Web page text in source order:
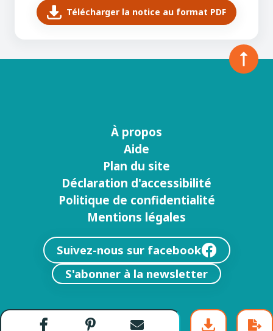
Télécharger la notice au format PDF
À propos
Aide
Plan du site
Déclaration d'accessibilité
Politique de confidentialité
Mentions légales
Suivez-nous sur facebook
S'abonner à la newsletter